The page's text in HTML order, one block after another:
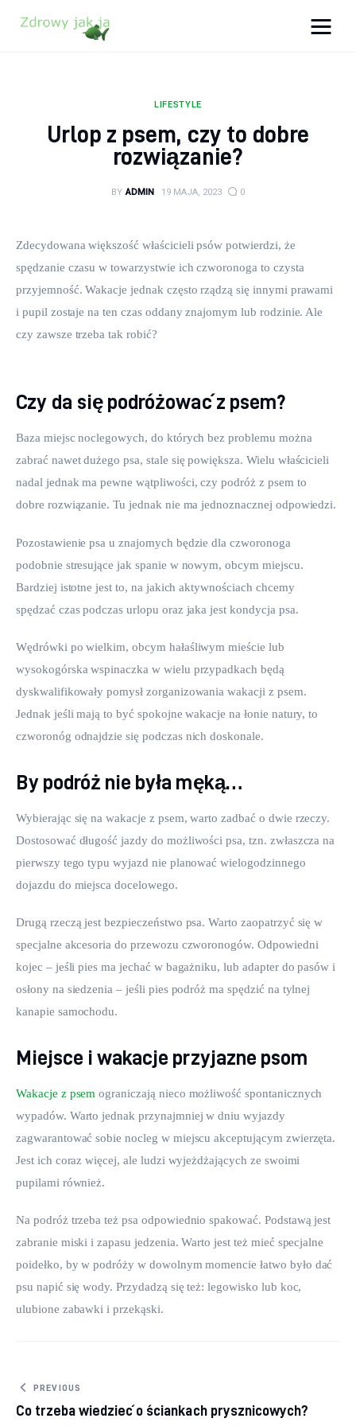
Zdrowy jak ja
Lifestyle
Kontakt
LIFESTYLE
Urlop z psem, czy to dobre
rozwiązanie?
BY ADMIN 19 MAJA, 2023 0
Zdecydowana większość właścicieli psów potwierdzi, że
spędzanie czasu w towarzystwie ich czworonoga to czysta
przyjemność. Wakacje jednak często rządzą się innymi prawami
i pupil zostaje na ten czas oddany znajomym lub rodzinie. Ale
czy zawsze trzeba tak robić?
Czy da się podróżować z psem?
Baza miejsc noclegowych, do których bez problemu można
zabrać nawet dużego psa, stale się powiększa. Wielu właścicieli
nadal jednak ma pewne wątpliwości, czy podróż z psem to
dobre rozwiązanie. Tu jednak nie ma jednoznacznej odpowiedzi.
Pozostawienie psa u znajomych będzie dla czworonoga
podobnie stresujące jak spanie w nowym, obcym miejscu.
Bardziej istotne jest to, na jakich aktywnościach chcemy
spędzać czas podczas urlopu oraz jaka jest kondycja psa.
Wędrówki po wielkim, obcym hałaśliwym mieście lub
wysokogórska wspinaczka w wielu przypadkach będą
dyskwalifikowały pomysł zorganizowania wakacji z psem.
Jednak jeśli mają to być spokojne wakacje na łonie natury, to
czworonóg odnajdzie się podczas nich doskonale.
By podróż nie była męką…
Wybierając się na wakacje z psem, warto zadbać o dwie rzeczy.
Dostosować długość jazdy do możliwości psa, tzn. zwłaszcza na
pierwszy tego typu wyjazd nie planować wielogodzinnego
dojazdu do miejsca docelowego.
Drugą rzeczą jest bezpieczeństwo psa. Warto zaopatrzyć się w
specjalne akcesoria do przewozu czworonogów. Odpowiedni
kojec – jeśli pies ma jechać w bagażniku, lub adapter do pasów i
osłony na siedzenia – jeśli pies podróż ma spędzić na tylnej
kanapie samochodu.
Miejsce i wakacje przyjazne psom
Wakacje z psem ograniczają nieco możliwość spontanicznych
wypadów. Warto jednak przynajmniej w dniu wyjazdy
zagwarantować sobie nocleg w miejscu akceptującym zwierzęta.
Jest ich coraz więcej, ale ludzi wyjeżdżających ze swoimi
pupilami również.
Na podróż trzeba też psa odpowiednio spakować. Podstawą jest
zabranie miski i zapasu jedzenia. Warto jest też mieć specjalne
poidełko, by w podróży w dowolnym momencie łatwo było dać
psu napić się wody. Przydadzą się też: legowisko lub koc,
ulubione zabawki i przekąski.
Nawigacja wpisu
PREVIOUS
Co trzeba wiedzieć o ściankach prysznicowych?